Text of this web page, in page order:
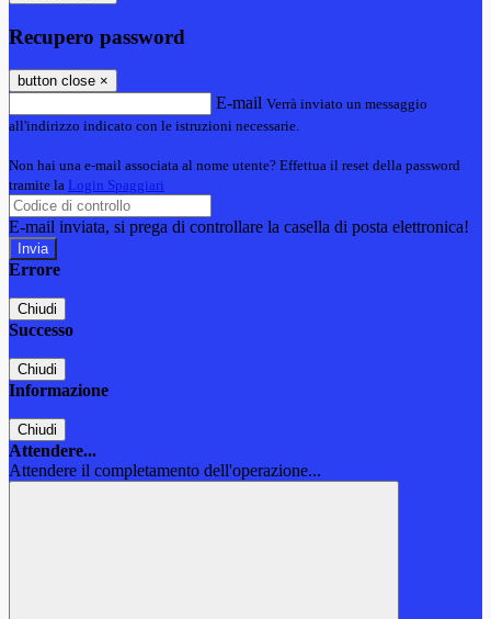
Recupero password
button close ×
E-mail Verrà inviato un messaggio
all'indirizzo indicato con le istruzioni necessarie.
Non hai una e-mail associata al nome utente? Effettua il reset della password
tramite la Login Spaggiari
E-mail inviata, si prega di controllare la casella di posta elettronica!
Errore
Chiudi
Successo
Chiudi
Informazione
Chiudi
Attendere...
Attendere il completamento dell'operazione...